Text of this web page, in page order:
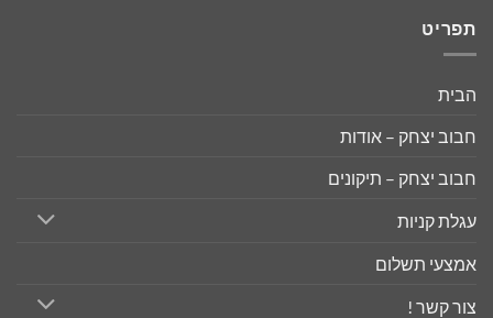
תפריט
הבית
חבוב יצחק – אודות
חבוב יצחק – תיקונים
עגלת קניות
אמצעי תשלום
צור קשר !